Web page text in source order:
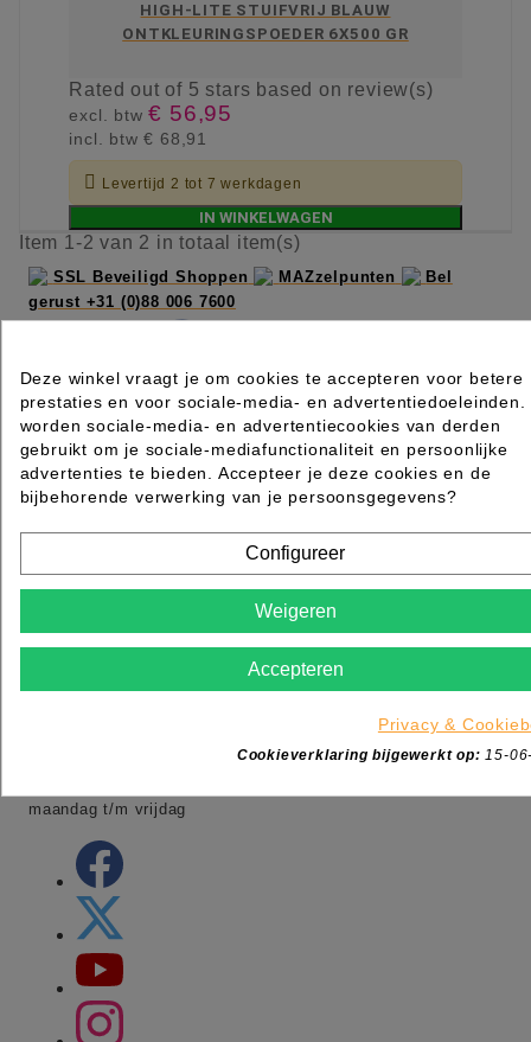
HIGH-LITE STUIFVRIJ BLAUW
ONTKLEURINGSPOEDER 6X500 GR
Ratedout of 5 stars based on review(s)
excl. btw€ 56,95
incl. btw€ 68,91
 Levertijd 2 tot 7 werkdagen
IN WINKELWAGEN
Item 1-2 van 2 in totaal item(s)
SSL Beveiligd Shoppen MAZzelpunten
Bel
gerust +31 (0)88 006 7600
MAZ Beautyland onderdeel van MSK
Ambacht 6
Tel: +31 (0)88 006 7600
Adres:Ambacht 6 5301 KW Zaltbommel
Dotterbloemstraat 20 3053 JV Rotterdam
Openingstijden winkel:
-zaterdag van 09:00 tot 13:00
maandag t/m vrijdag
Deze winkel vraagt je om cookies te accepteren voor betere
prestaties en voor sociale-media- en advertentiedoeleinden.
worden sociale-media- en advertentiecookies van derden
gebruikt om je sociale-mediafunctionaliteit en persoonlijke
advertenties te bieden. Accepteer je deze cookies en de
bijbehorende verwerking van je persoonsgegevens?
Configureer
Weigeren
Accepteren
Privacy &
Cookieverklaring bijgewerkt op: 15-